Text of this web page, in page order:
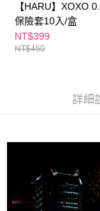
２．關於個人資料處
https://aftee.tw/terms/
３．未成年的使用者
「AFTEE先享後付」
請求用戶進行身份認
５．嚴禁一人註冊多
每筆NT$100，滿
宅配
每筆NT$150，滿
【HARU】XOXO
保險套10入/盒
NT$399
NT$450
詳細